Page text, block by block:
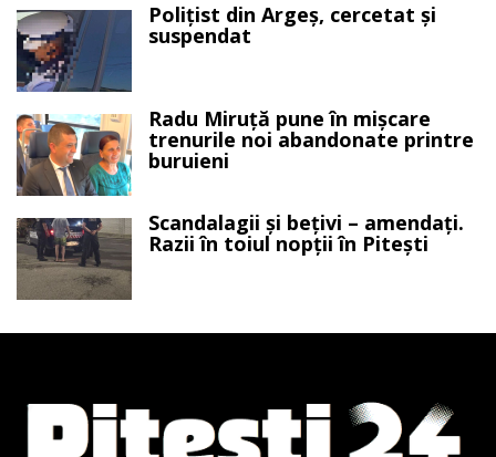
Polițist din Argeș, cercetat și
suspendat
Radu Miruță pune în mișcare
trenurile noi abandonate printre
buruieni
Scandalagii și bețivi – amendați.
Razii în toiul nopții în Pitești